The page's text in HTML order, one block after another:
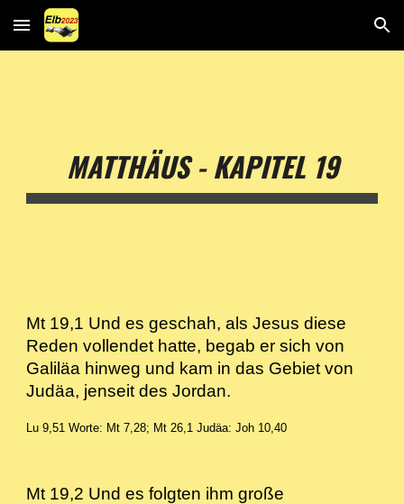
Skip to main content Skip to navigation
MATTHÄUS - KAPITEL 19
Mt 19,1 Und es geschah, als Jesus diese
Reden vollendet hatte, begab er sich von
Galiläa hinweg und kam in das Gebiet von
Judäa, jenseit des Jordan.
Lu 9,51 Worte: Mt 7,28; Mt 26,1 Judäa: Joh 10,40
Mt 19,2 Und es folgten ihm große